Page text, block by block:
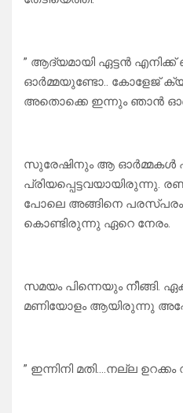
” ആദ്യമായി ഏട്ടൻ എനിക്ക്
ഓർമ്മയുണ്ടോ.. കോളേജ്
അതൊക്കെ ഇന്നും ഞാൻ
സുരേഷിനും ആ ഓർമ്മകൾ
പ്രിയപ്പെട്ടവയായിരുന്നു.
പോലെ അങ്ങിനെ
കൊണ്ടിരുന്നു ഏറെ നേരം.
സമയം പിന്നെയും നീങ്ങി.
മണിയോളം ആയിരുന്നു
” ഇന്നിനി മതി….നല്ല